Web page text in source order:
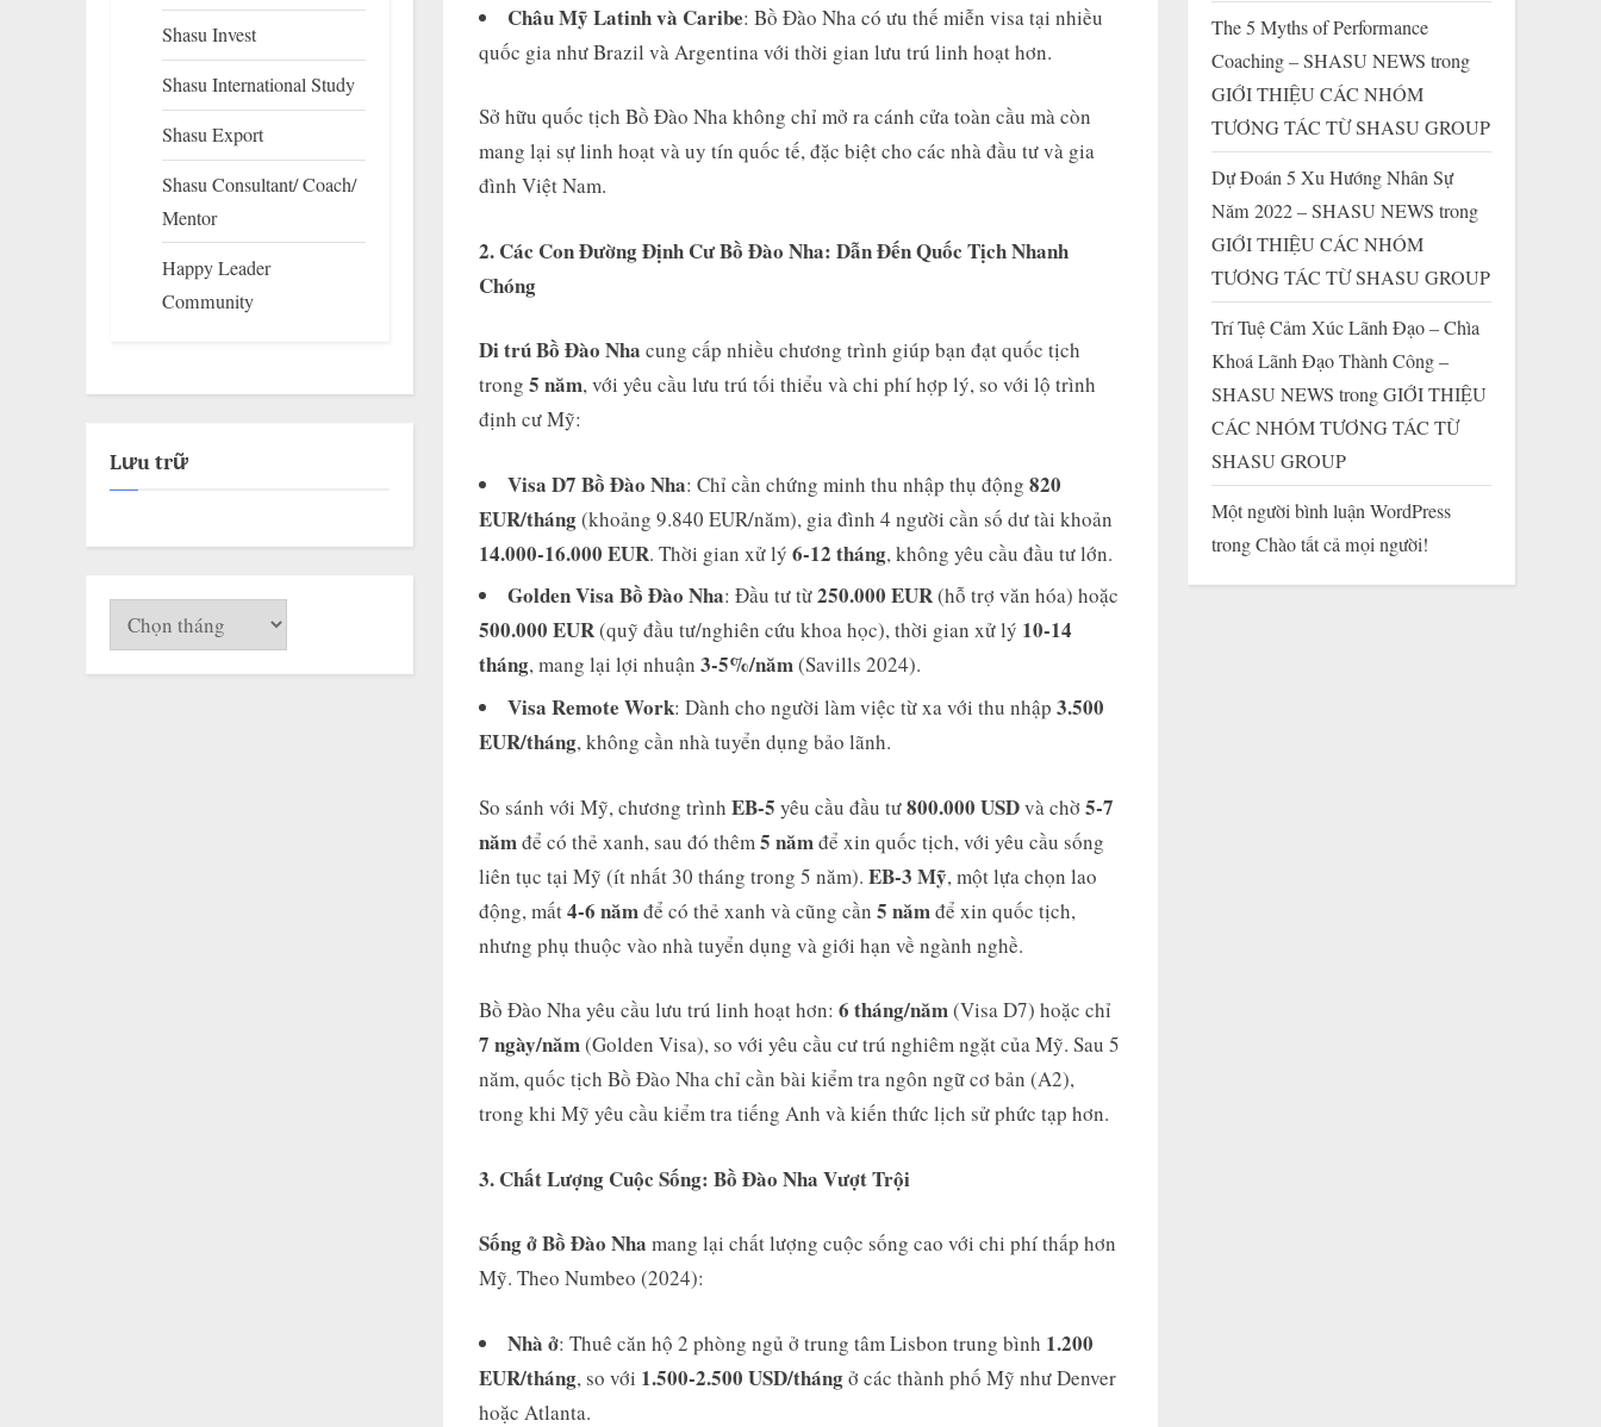
Châu Mỹ Latinh và Caribe: Bồ Đào Nha có ưu thế miễn visa tại nhiều
quốc gia như Brazil và Argentina với thời gian lưu trú linh hoạt hơn.
Sở hữu quốc tịch Bồ Đào Nha không chỉ mở ra cánh cửa toàn cầu mà còn
mang lại sự linh hoạt và uy tín quốc tế, đặc biệt cho các nhà đầu tư và gia
đình Việt Nam.
2. Các Con Đường Định Cư Bồ Đào Nha: Dẫn Đến Quốc Tịch Nhanh
Chóng
Di trú Bồ Đào Nha cung cấp nhiều chương trình giúp bạn đạt quốc tịch
trong 5 năm, với yêu cầu lưu trú tối thiểu và chi phí hợp lý, so với lộ trình
định cư Mỹ:
Visa D7 Bồ Đào Nha: Chỉ cần chứng minh thu nhập thụ động 820
EUR/tháng(khoảng 9.840 EUR/năm), gia đình 4 người cần số dư tài khoản
14.000-16.000 EUR. Thời gian xử lý 6-12 tháng, không yêu cầu đầu tư lớn.
Golden Visa Bồ Đào Nha: Đầu tư từ250.000 EUR(hỗ trợ văn hóa) hoặc
500.000 EUR(quỹ đầu tư/nghiên cứu khoa học), thời gian xử lý 10-14
tháng, mang lại lợi nhuận 3-5%/năm(Savills 2024).
Visa Remote Work: Dành cho người làm việc từ xa với thu nhập 3.500
EUR/tháng, không cần nhà tuyển dụng bảo lãnh.
So sánh với Mỹ, chương trình EB-5 yêu cầu đầu tư800.000 USDvà chờ 5-7
nămđể có thẻ xanh, sau đó thêm 5 nămđể xin quốc tịch, với yêu cầu sống
liên tục tại Mỹ (ít nhất 30 tháng trong 5 năm). EB-3 Mỹ, một lựa chọn lao
động, mất4-6 nămđể có thẻ xanh và cũng cần 5 nămđể xin quốc tịch,
nhưng phụ thuộc vào nhà tuyển dụng và giới hạn về ngành nghề.
Bồ Đào Nha yêu cầu lưu trú linh hoạt hơn: 6 tháng/năm(Visa D7) hoặc chỉ
7 ngày/năm(Golden Visa), so với yêu cầu cư trú nghiêm ngặt của Mỹ. Sau 5
năm, quốc tịch Bồ Đào Nha chỉ cần bài kiểm tra ngôn ngữ cơ bản (A2),
trong khi Mỹ yêu cầu kiểm tra tiếng Anh và kiến thức lịch sử phức tạp hơn.
3. Chất Lượng Cuộc Sống: Bồ Đào Nha Vượt Trội
Sống ở Bồ Đào Nha mang lại chất lượng cuộc sống cao với chi phí thấp hơn
Mỹ. Theo Numbeo (2024):
Nhà ở: Thuê căn hộ 2 phòng ngủ ở trung tâm Lisbon trung bình 1.200
EUR/tháng, so với 1.500-2.500 USD/thángở các thành phố Mỹ như Denver
hoặc Atlanta.
Shasu Invest
Shasu International Study
Shasu Export
Shasu Consultant/ Coach/
Mentor
Happy Leader
Community
Lưu trữ
Lưu
trữ
The 5 Myths of Performance
Coaching – SHASU NEWS trong
GIỚI THIỆU CÁC NHÓM
TƯƠNG TÁC TỪ SHASU GROUP
Dự Đoán 5 Xu Hướng Nhân Sự
Năm 2022 – SHASU NEWS trong
GIỚI THIỆU CÁC NHÓM
TƯƠNG TÁC TỪ SHASU GROUP
Trí Tuệ Cảm Xúc Lãnh Đạo – Chìa
Khoá Lãnh Đạo Thành Công –
SHASU NEWS trongGIỚI THIỆU
CÁC NHÓM TƯƠNG TÁC TỪ
SHASU GROUP
Một người bình luận WordPress
trongChào tất cả mọi người!